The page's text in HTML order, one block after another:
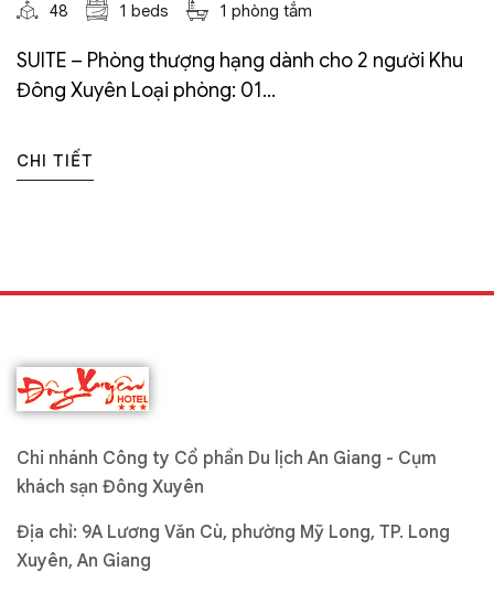
48 1 beds 1 phòng tắm
SUITE – Phòng thượng hạng dành cho 2 người Khu
Đông Xuyên Loại phòng: 01...
CHI TIẾT
Chi nhánh Công ty Cổ phần Du lịch An Giang - Cụm
khách sạn Đông Xuyên
Địa chỉ: 9A Lương Văn Cù, phường Mỹ Long, TP. Long
Xuyên, An Giang